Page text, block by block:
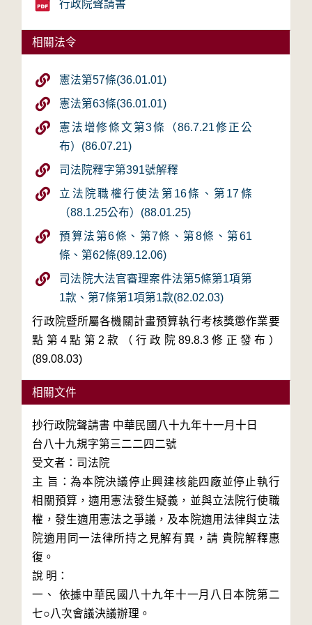
行政院聲請書
相關法令
憲法第57條(36.01.01)
憲法第63條(36.01.01)
憲法增修條文第3條（86.7.21修正公
布）(86.07.21)
司法院釋字第391號解釋
立法院職權行使法第16條、第17條
（88.1.25公布）(88.01.25)
預算法第6條、第7條、第8條、第61
條、第62條(89.12.06)
司法院大法官審理案件法第5條第1項第
1款、第7條第1項第1款(82.02.03)
行政院暨所屬各機關計畫預算執行考核獎懲作業要
點第4點第2款（行政院89.8.3修正發布）
(89.08.03)
相關文件
抄行政院聲請書 中華民國八十九年十一月十日
台八十九規字第三二二四二號
受文者：司法院
主 旨：為本院決議停止興建核能四廠並停止執行
相關預算，適用憲法發生疑義，並與立法院行使職
權，發生適用憲法之爭議，及本院適用法律與立法
院適用同一法律所持之見解有異，請 貴院解釋惠
復。
說 明：
一、 依據中華民國八十九年十一月八日本院第二
七○八次會議決議辦理。